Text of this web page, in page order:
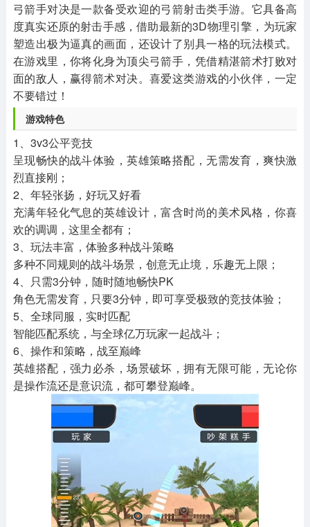
弓箭手对决是一款备受欢迎的弓箭射击类手游。它具备高
度真实还原的射击手感，借助最新的3D物理引擎，为玩家
塑造出极为逼真的画面，还设计了别具一格的玩法模式。
在游戏里，你将化身为顶尖弓箭手，凭借精湛箭术打败对
面的敌人，赢得箭术对决。喜爱这类游戏的小伙伴，一定
不要错过！
游戏特色
1、3v3公平竞技
呈现畅快的战斗体验，英雄策略搭配，无需发育，爽快激
烈直接刚；
2、年轻张扬，好玩又好看
充满年轻化气息的英雄设计，富含时尚的美术风格，你喜
欢的调调，这里全都有；
3、玩法丰富，体验多种战斗策略
多种不同规则的战斗场景，创意无止境，乐趣无上限；
4、只需3分钟，随时随地畅快PK
角色无需发育，只要3分钟，即可享受极致的竞技体验；
5、全球同服，实时匹配
智能匹配系统，与全球亿万玩家一起战斗；
6、操作和策略，战至巅峰
英雄搭配，强力必杀，场景破坏，拥有无限可能，无论你
是操作流还是意识流，都可攀登巅峰。